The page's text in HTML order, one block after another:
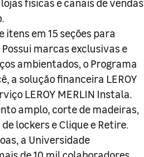
itens em 15 seções para
marcas exclusivas e
ambientados, o Programa
a solução financeira LEROY
LEROY MERLIN Instala.
amplo, corte de madeiras,
lockers e Clique e Retire.
a Universidade